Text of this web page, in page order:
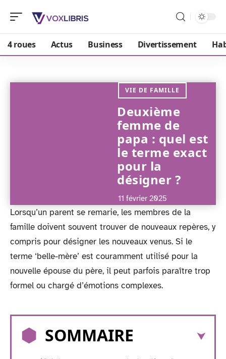
4 roues Actus Business Divertissement
VIE DE FAMILLE
Deuxième
femme de
papa : quel est
le terme exact
pour la
désigner ?
11 février 2025
Lorsqu’un parent se remarie, les membres de la
famille doivent souvent trouver de nouveaux repères, y
compris pour désigner les nouveaux venus. Si le
terme ‘belle-mère’ est couramment utilisé pour la
nouvelle épouse du père, il peut parfois paraître trop
formel ou chargé d’émotions complexes.
SOMMAIRE